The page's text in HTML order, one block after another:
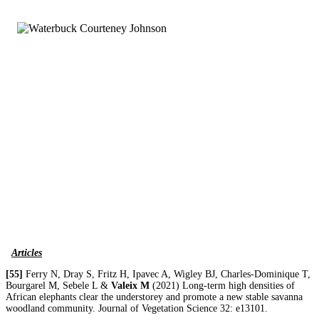
Articles
[55] Ferry N, Dray S, Fritz H, Ipavec A, Wigley BJ, Charles-Dominique T,
Bourgarel M, Sebele L & Valeix M (2021) Long-term high densities of
African elephants clear the understorey and promote a new stable savanna
woodland community. Journal of Vegetation Science 32: e13101.